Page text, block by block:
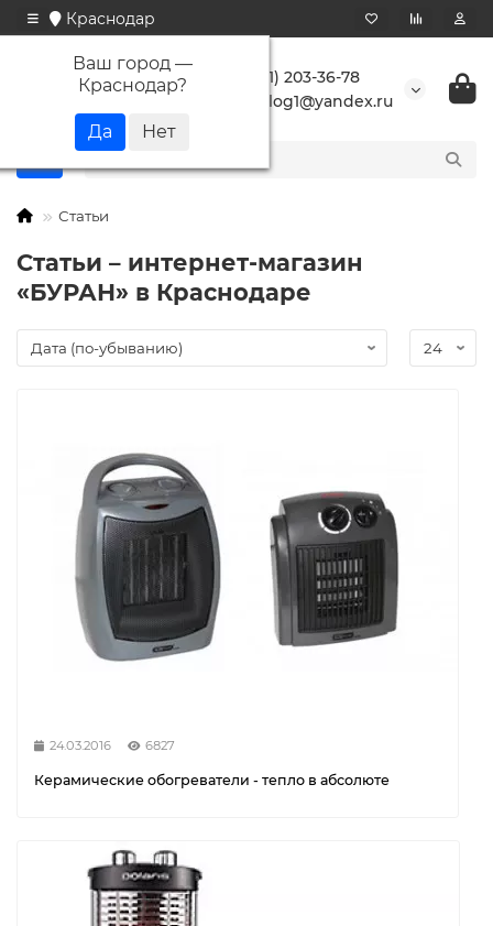
Краснодар
Ваш город —
Краснодар?
+7 (861) 203-36-78
buranlog1@yandex.ru
Статьи
Статьи – интернет-магазин
«БУРАН» в Краснодаре
24.03.2016 6827
Керамические обогреватели - тепло в абсолюте